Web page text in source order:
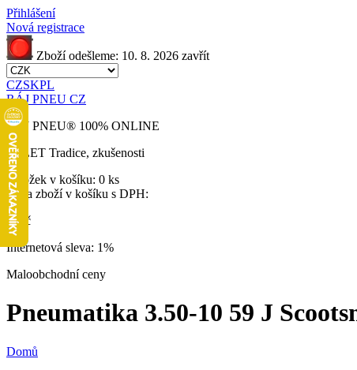
Přihlášení
Nová registrace
Zboží odešleme: 10. 8. 2026 zavřít
CZSKPL
RÁJ PNEU CZ
RÁJ PNEU® 100% ONLINE
32 LET Tradice, zkušenosti
Položek v košíku: 0 ks
Cena zboží v košíku s DPH:
0 Kč
Internetová sleva: 1%
Maloobchodní ceny
Pneumatika 3.50-10 59 J
Domů